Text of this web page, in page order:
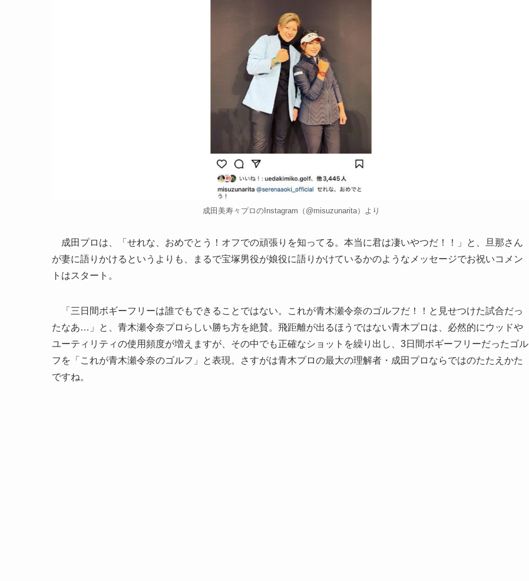
成田美寿々プロのInstagram（@misuzunarita）より
成田プロは、「せれな、おめでとう！オフでの頑張りを知ってる。本当に君は凄いやつだ！！」と、旦那さん
が妻に語りかけるというよりも、まるで宝塚男役が娘役に語りかけているかのようなメッセージでお祝いコメン
トはスタート。
「三日間ボギーフリーは誰でもできることではない。これが青木瀬令奈のゴルフだ！！と見せつけた試合だっ
たなあ…」と、青木瀬令奈プロらしい勝ち方を絶賛。飛距離が出るほうではない青木プロは、必然的にウッドや
ユーティリティの使用頻度が増えますが、その中でも正確なショットを繰り出し、3日間ボギーフリーだったゴル
フを「これが青木瀬令奈のゴルフ」と表現。さすがは青木プロの最大の理解者・成田プロならではのたたえかた
ですね。